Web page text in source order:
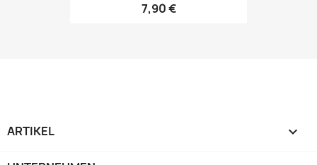
7,90 €
ARTIKEL 